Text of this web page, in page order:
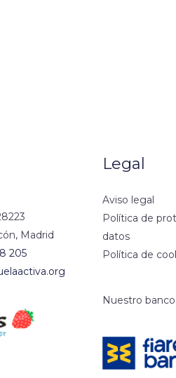
Madrid
205
Legal
Aviso legal
Política de
datos
Política de
Nuestro banco